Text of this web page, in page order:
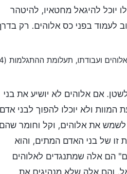
יוכל להיגאל מחטאיו, להיטהר
לעמוד בפני כס אלוהים. רק
ועבודתו, תעלומת ההתגלמות (4)
אם אלוהים לא יושיע את בני
ולא יוכלו להפוך לבני אדם
לשמש את אלוהים, וקל וחומר
זו של בני האדם המתים, והוא
הם אלה שמתנגדים לאלוהים
והם אלה שלא מנהיגים את